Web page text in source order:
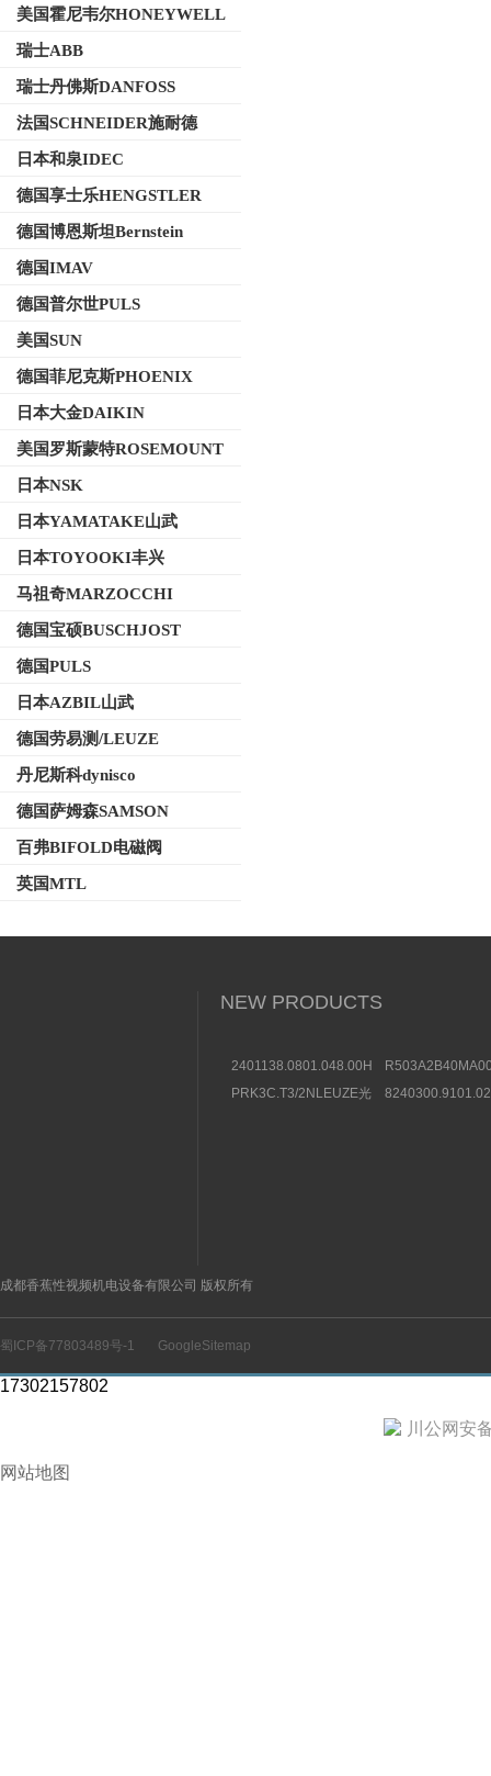
美国霍尼韦尔HONEYWELL
瑞士ABB
瑞士丹佛斯DANFOSS
法国SCHNEIDER施耐德
日本和泉IDEC
德国享士乐HENGSTLER
德国博恩斯坦Bernstein
德国IMAV
德国普尔世PULS
美国SUN
德国菲尼克斯PHOENIX
日本大金DAIKIN
美国罗斯蒙特ROSEMOUNT
日本NSK
日本YAMATAKE山武
日本TOYOOKI丰兴
马祖奇MARZOCCHI
德国宝硕BUSCHJOST
德国PULS
日本AZBIL山武
德国劳易测/LEUZE
丹尼斯科dynisco
德国萨姆森SAMSON
百弗BIFOLD电磁阀
英国MTL
NEW PRODUCTS
2401138.0801.048.00HERION
数据
PRK3C.T3/2NLEUZE光
成都香蕉性视频机电设备有限公司 版权所有
蜀ICP备77803489号-1 GoogleSitemap
17302157802
川公网安
网站地图